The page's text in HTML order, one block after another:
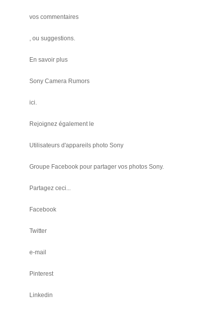
vos commentaires
, ou suggestions.
En savoir plus
Sony Camera Rumors
ici.
Rejoignez également le
Utilisateurs d'appareils photo Sony
Groupe Facebook pour partager vos photos Sony.
Partagez ceci...
Facebook
Twitter
e-mail
Pinterest
Linkedin